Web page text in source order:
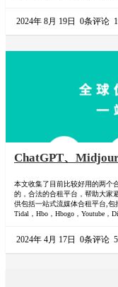
2024年 8月 19日 0条评论
ChatGPT、
TV+、Apple Music
Paramount等合租
本文收集了目前比较好用的两个
的，合法的合租平台，帮助大家
供包括一站式流媒体合租平台,包
Tidal，Hbo，Hbogo，Youtube，
2024年 4月 17日 0条评论